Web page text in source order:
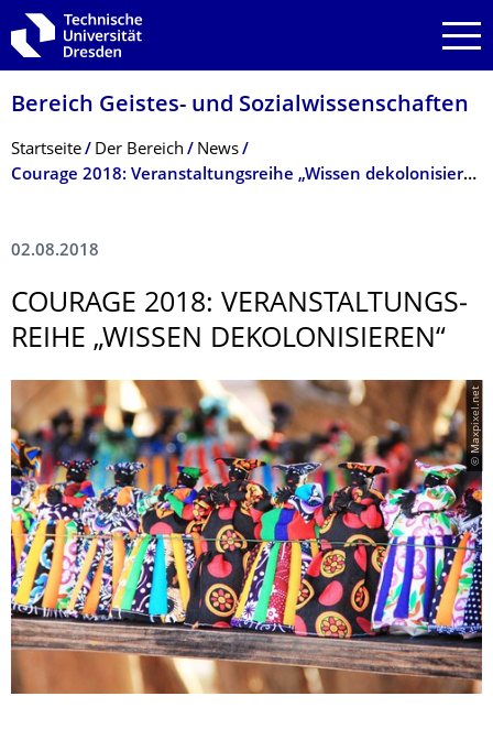
Zur Hauptnavigation springen
Zur Suche springen
Zum Inhalt springen
Bereich Geistes- und Sozialwissenschaf­ten
Breadcrumb-Menü
Startseite Der Bereich
News
Courage 2018: Veranstaltungsreihe „Wissen dekolonisieren“
02.08.2018
COURAGE 2018: VERANSTALTUNGS­
REIHE „WISSEN DEKOLONISIEREN“
© Maxpixel.net